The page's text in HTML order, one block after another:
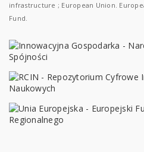
infrastructure ; European Union.
Fund.